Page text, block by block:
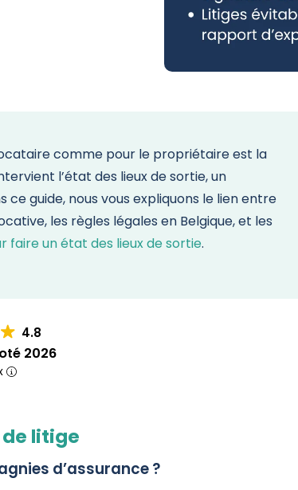
comme pour le propriétaire est la
l’état des lieux de sortie, un
guide, nous vous expliquons le lien entre
les règles légales en Belgique, et les
faire un état des lieux de sortie.
4.8
2026
de litige
d’assurance ?